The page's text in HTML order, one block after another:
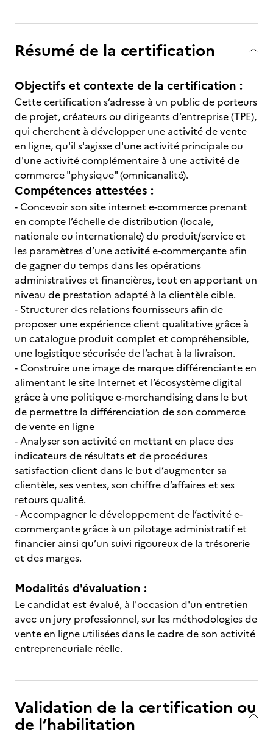
Résumé de la certification
Objectifs et contexte de la certification :
Cette certification s’adresse à un public de porteurs
de projet, créateurs ou dirigeants d’entreprise (TPE),
qui cherchent à développer une activité de vente
en ligne, qu'il s'agisse d'une activité principale ou
d'une activité complémentaire à une activité de
commerce "physique" (omnicanalité).
Compétences attestées :
- Concevoir son site internet e-commerce prenant
en compte l’échelle de distribution (locale,
nationale ou internationale) du produit/service et
les paramètres d’une activité e-commerçante afin
de gagner du temps dans les opérations
administratives et financières, tout en apportant un
niveau de prestation adapté à la clientèle cible.
- Structurer des relations fournisseurs afin de
proposer une expérience client qualitative grâce à
un catalogue produit complet et compréhensible,
une logistique sécurisée de l’achat à la livraison.
- Construire une image de marque différenciante en
alimentant le site Internet et l’écosystème digital
grâce à une politique e-merchandising dans le but
de permettre la différenciation de son commerce
de vente en ligne
- Analyser son activité en mettant en place des
indicateurs de résultats et de procédures
satisfaction client dans le but d’augmenter sa
clientèle, ses ventes, son chiffre d’affaires et ses
retours qualité.
-Accompagner le développement de l’activité e-
commerçante grâce à un pilotage administratif et
financier ainsi qu’un suivi rigoureux de la trésorerie
et des marges.
Modalités d'évaluation :
Le candidat est évalué, à l'occasion d'un entretien
avec un jury professionnel, sur les méthodologies de
vente en ligne utilisées dans le cadre de son activité
entrepreneuriale réelle.
Validation de la certification ou
de l’habilitation